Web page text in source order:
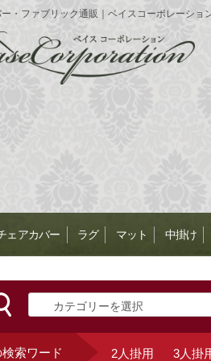
・ファブリック通販｜ベイスコーポレーショ
ェアカバー ラグ マット 中掛け
検索ワード 2人掛用 3人掛